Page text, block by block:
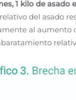
1 kilo de asado
del asado
al aumento